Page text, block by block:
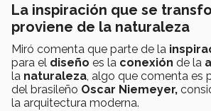
La inspiración que se
proviene de la naturaleza
Miró comenta que parte de la
para el diseño es la conexión de la
la naturaleza , algo que comenta es
del brasileño Oscar Niemeyer,
la arquitectura moderna.